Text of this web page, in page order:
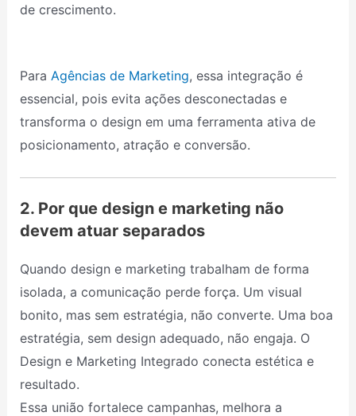
de crescimento.
Para Agências de Marketing, essa integração é
essencial, pois evita ações desconectadas e
transforma o design em uma ferramenta ativa de
posicionamento, atração e conversão.
2. Por que design e marketing não
devem atuar separados
Quando design e marketing trabalham de forma
isolada, a comunicação perde força. Um visual
bonito, mas sem estratégia, não converte. Uma boa
estratégia, sem design adequado, não engaja. O
Design e Marketing Integrado conecta estética e
resultado.
Essa união fortalece campanhas, melhora a